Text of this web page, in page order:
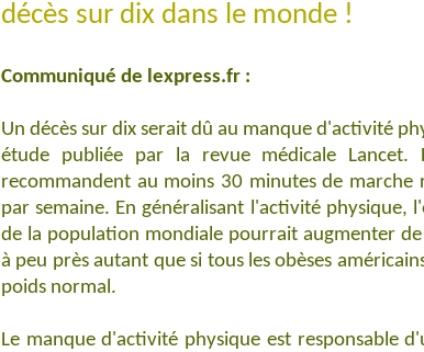
décès sur dix dans le monde !
Communiqué de lexpress.fr :
Un décès sur dix serait dû au manque d'activité
étude publiée par la revue médicale Lancet.
recommandent au moins 30 minutes de marche
par semaine. En généralisant l'activité physique,
de la population mondiale pourrait augmenter
à peu près autant que si tous les obèses
poids normal.
Le manque d'activité physique est responsable